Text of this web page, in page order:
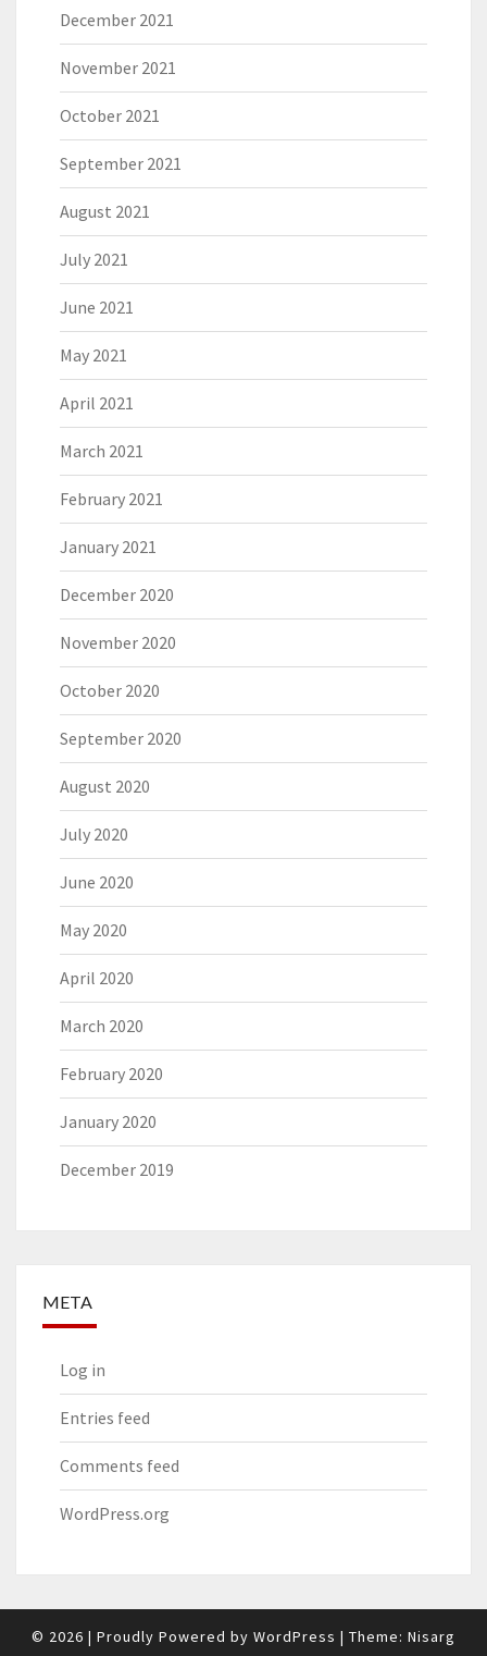
December 2021
November 2021
October 2021
September 2021
August 2021
July 2021
June 2021
May 2021
April 2021
March 2021
February 2021
January 2021
December 2020
November 2020
October 2020
September 2020
August 2020
July 2020
June 2020
May 2020
April 2020
March 2020
February 2020
January 2020
December 2019
META
Log in
Entries feed
Comments feed
WordPress.org
© 2026 | Proudly Powered by WordPress | Theme: Nisarg